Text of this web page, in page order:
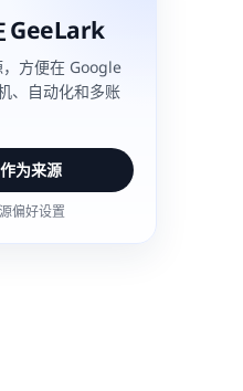
GeeLark
方便在 Google
、自动化和多账
为来源
偏好设置